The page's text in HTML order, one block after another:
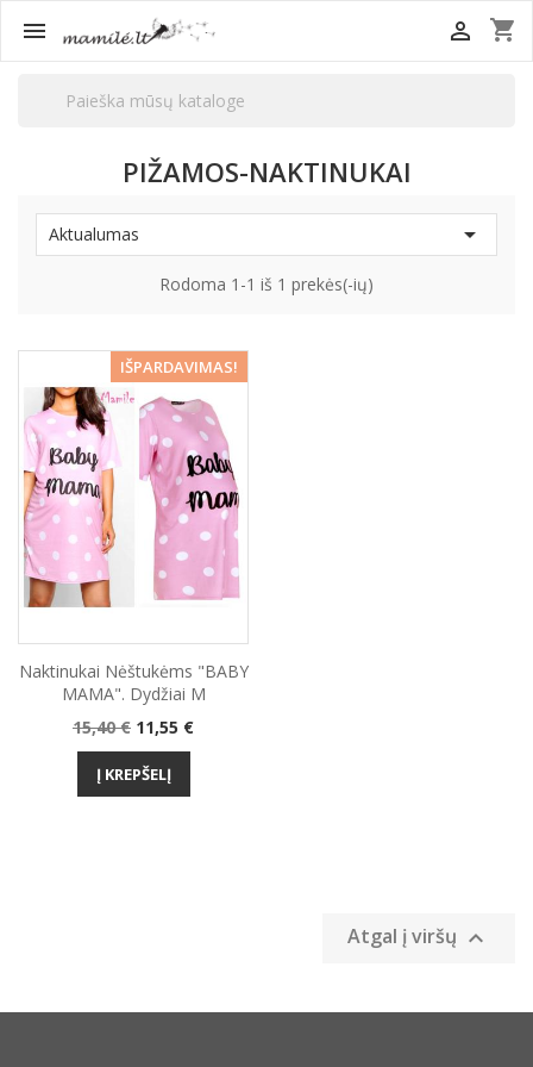
 shopping_cart

PIŽAMOS-NAKTINUKAI
Aktualumas 
Rodoma 1-1 iš 1 prekės(-ių)
−25%
IŠPARDAVIMAS!
Naktinukai Nėštukėms "BABY
MAMA". Dydžiai M
Bazinė
kaina
15,40 € Kaina
11,55 €
Į KREPŠELĮ
Atgal į viršų 